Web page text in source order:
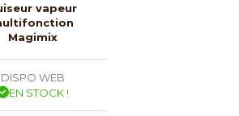
vapeur
Magimix
DISPO WEB
EN STOCK !